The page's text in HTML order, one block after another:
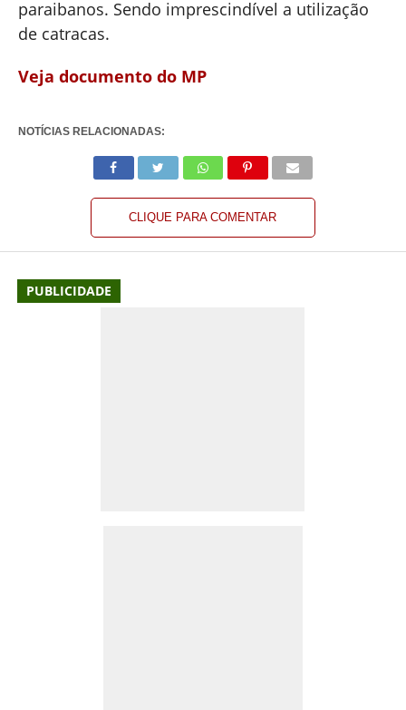
paraibanos. Sendo imprescindível a utilização
de catracas.
Veja documento do MP
NOTÍCIAS RELACIONADAS:
CLIQUE PARA COMENTAR
PUBLICIDADE